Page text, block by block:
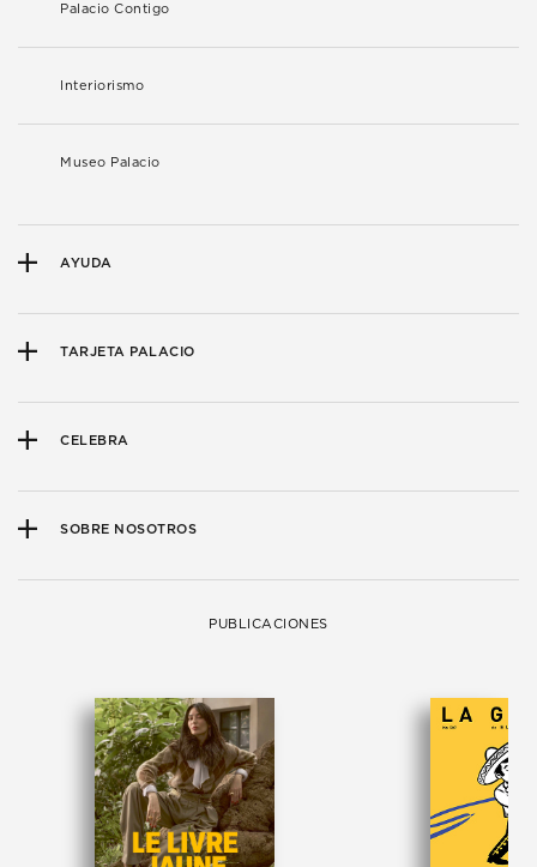
Palacio Contigo
Interiorismo
Museo Palacio
AYUDA
TARJETA PALACIO
CELEBRA
SOBRE NOSOTROS
PUBLICACIONES